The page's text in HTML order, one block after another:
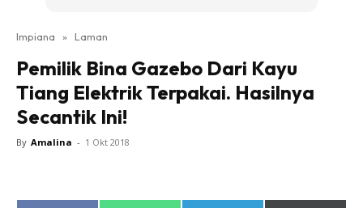
Ruang Makan
Ruang Tamu
Direktori
Interior Design
Impiana » Laman
Pemilik Bina Gazebo Dari Kayu
Tiang Elektrik Terpakai. Hasilnya
Secantik Ini!
By Amalina - 1 Okt 2018